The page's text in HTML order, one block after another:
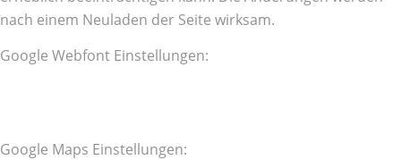
nach einem Neuladen der Seite wirksam.
Google Webfont Einstellungen:
Google Maps Einstellungen: